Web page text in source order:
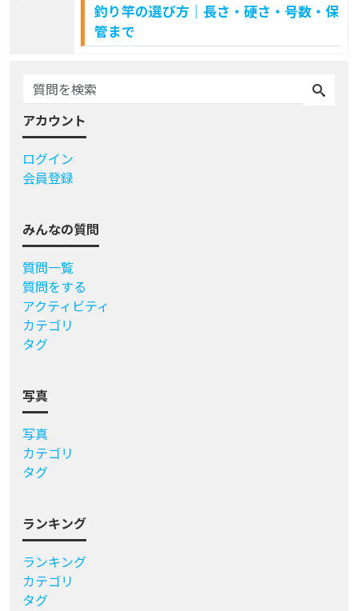
釣り竿の選び方｜長さ・硬さ・号数・保
管まで
アカウント
ログイン
会員登録
みんなの質問
質問一覧
質問をする
アクティビティ
カテゴリ
タグ
写真
写真
カテゴリ
タグ
ランキング
ランキング
カテゴリ
タグ